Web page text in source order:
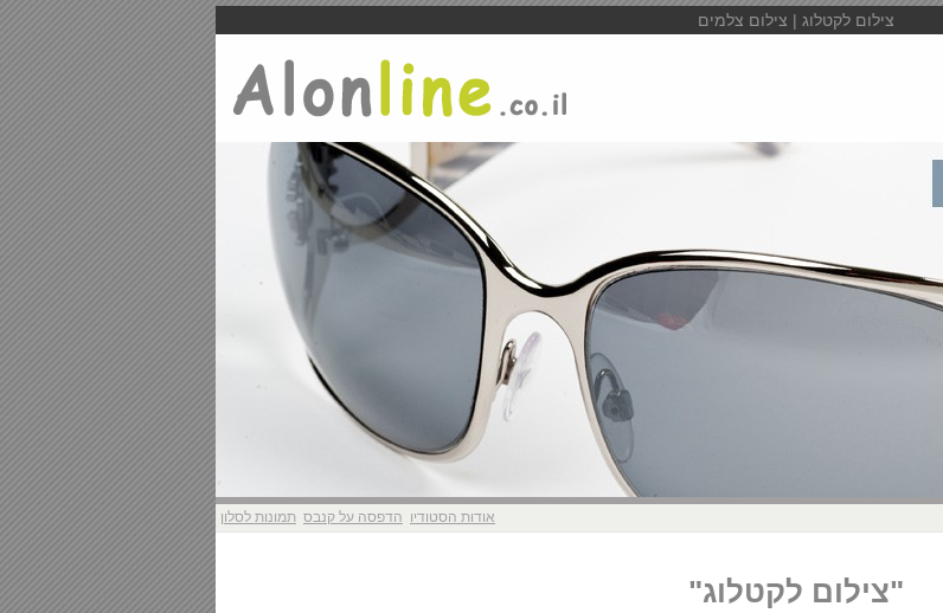
צילום לקטלוג | צילום צלמים
אודות הסטודיו הדפסה על קנבס תמונות לסלון
"צילום לקטלוג"